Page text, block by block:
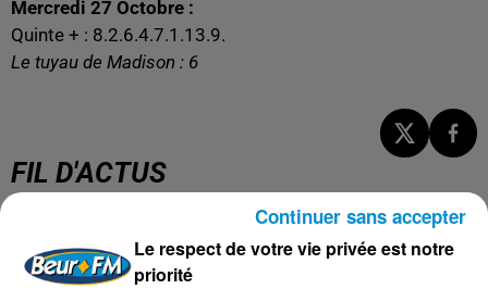
Mercredi 27 Octobre :
Quinte + : 8.2.6.4.7.1.13.9.
Le tuyau de Madison : 6
FIL D'ACTUS
Visas français : l’Algérie décroche, le
Maroc et la Tunisie...
Le respect de votre vie privée est notre
priorité
Continuer sans accepter